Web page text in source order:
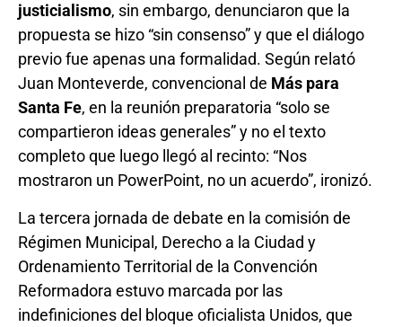
justicialismo, sin embargo, denunciaron que la
propuesta se hizo “sin consenso” y que el diálogo
previo fue apenas una formalidad. Según relató
Juan Monteverde, convencional de Más para
Santa Fe, en la reunión preparatoria “solo se
compartieron ideas generales” y no el texto
completo que luego llegó al recinto: “Nos
mostraron un PowerPoint, no un acuerdo”, ironizó.
La tercera jornada de debate en la comisión de
Régimen Municipal, Derecho a la Ciudad y
Ordenamiento Territorial de la Convención
Reformadora estuvo marcada por las
indefiniciones del bloque oficialista Unidos, que